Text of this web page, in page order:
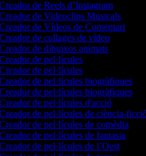
de Reels d’Instagram
de Videoclips Musicals
de Vídeos de Comentari
de collages de vídeo
de dibuixos animats
de pel·lícules
de pel·lícules
de pel·lícules biogràfiques
de pel·lícules biogràfiques
de pel·lícules d'acció
de pel·lícules de ciència-ficció
de pel·lícules de comèdia
de pel·lícules de fantasia
de pel·lícules de l’Oest